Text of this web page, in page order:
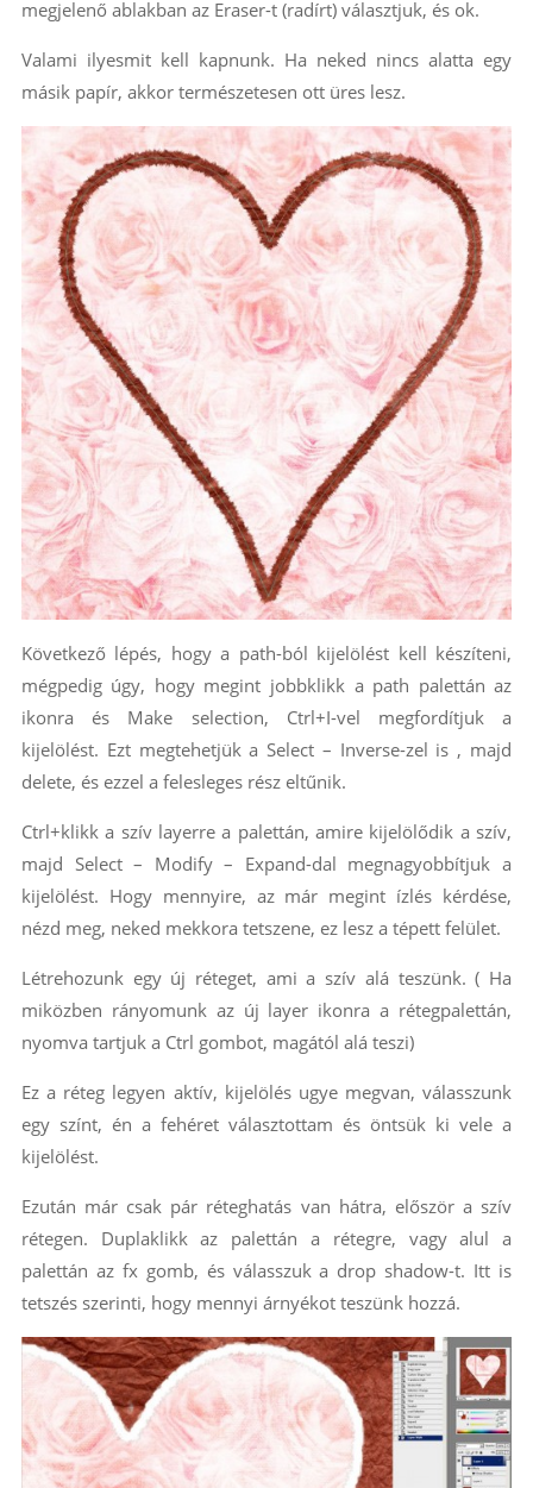
megjelenő ablakban az Eraser-t (radírt) választjuk, és ok.
Valami ilyesmit kell kapnunk. Ha neked nincs alatta egy
másik papír, akkor természetesen ott üres lesz.
Következő lépés, hogy a path-ból kijelölést kell készíteni,
mégpedig úgy, hogy megint jobbklikk a path palettán az
ikonra és Make selection, Ctrl+I-vel megfordítjuk a
kijelölést. Ezt megtehetjük a Select – Inverse-zel is , majd
delete, és ezzel a felesleges rész eltűnik.
Ctrl+klikk a szív layerre a palettán, amire kijelölődik a szív,
majd Select – Modify – Expand-dal megnagyobbítjuk a
kijelölést. Hogy mennyire, az már megint ízlés kérdése,
nézd meg, neked mekkora tetszene, ez lesz a tépett felület.
Létrehozunk egy új réteget, ami a szív alá teszünk. ( Ha
miközben rányomunk az új layer ikonra a rétegpalettán,
nyomva tartjuk a Ctrl gombot, magától alá teszi)
Ez a réteg legyen aktív, kijelölés ugye megvan, válasszunk
egy színt, én a fehéret választottam és öntsük ki vele a
kijelölést.
Ezután már csak pár réteghatás van hátra, először a szív
rétegen. Duplaklikk az palettán a rétegre, vagy alul a
palettán az fx gomb, és válasszuk a drop shadow-t. Itt is
tetszés szerinti, hogy mennyi árnyékot teszünk hozzá.